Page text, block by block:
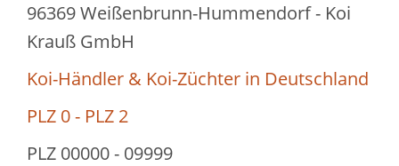
96369 Weißenbrunn-Hummendorf - Koi
Krauß GmbH
Koi-Händler & Koi-Züchter in Deutschland
PLZ 0 - PLZ 2
PLZ 00000 - 09999